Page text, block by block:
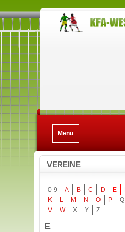
Menü
VEREINE
0-9 A B C D E
K
L M N O P Q
V
W X Y Z
E